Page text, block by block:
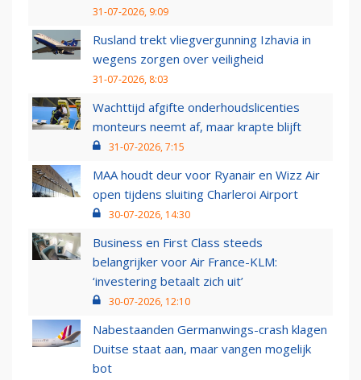
31-07-2026, 9:09
Rusland trekt vliegvergunning Izhavia in
wegens zorgen over veiligheid
31-07-2026, 8:03
Wachttijd afgifte onderhoudslicenties
monteurs neemt af, maar krapte blijft
31-07-2026, 7:15
MAA houdt deur voor Ryanair en Wizz Air
open tijdens sluiting Charleroi Airport
30-07-2026, 14:30
Business en First Class steeds
belangrijker voor Air France-KLM:
‘investering betaalt zich uit’
30-07-2026, 12:10
Nabestaanden Germanwings-crash klagen
Duitse staat aan, maar vangen mogelijk
bot